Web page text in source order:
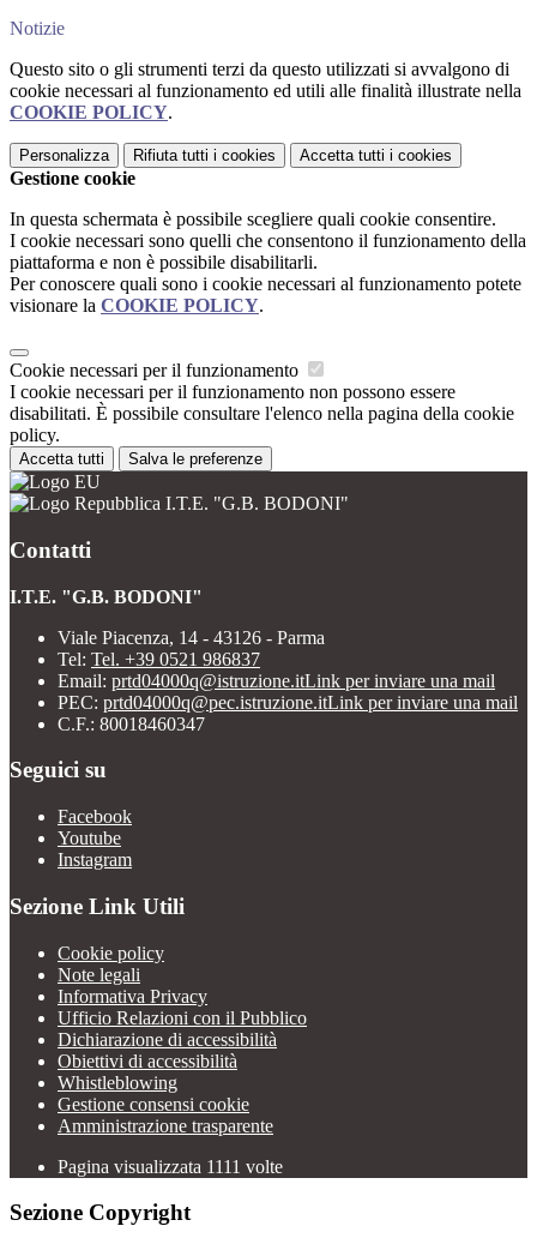
Notizie
Questo sito o gli strumenti terzi da questo utilizzati si avvalgono di
cookie necessari al funzionamento ed utili alle finalità illustrate nella
COOKIE POLICY.
Personalizza Rifiuta tutti i cookies Accetta tutti i cookies
Gestione cookie
In questa schermata è possibile scegliere quali cookie consentire.
I cookie necessari sono quelli che consentono il funzionamento della
piattaforma e non è possibile disabilitarli.
Per conoscere quali sono i cookie necessari al funzionamento potete
visionare la COOKIE POLICY.
Cookie necessari per il funzionamento
I cookie necessari per il funzionamento non possono essere
disabilitati. È possibile consultare l'elenco nella pagina della cookie
policy.
Accetta tutti Salva le preferenze
I.T.E. "G.B. BODONI"
Contatti
I.T.E. "G.B. BODONI"
Viale Piacenza, 14 - 43126 - Parma
Tel: Tel. +39 0521 986837
Email: prtd04000q@istruzione.itLink per inviare una mail
PEC: prtd04000q@pec.istruzione.itLink per inviare una mail
C.F.: 80018460347
Seguici su
Facebook
Youtube
Instagram
Sezione Link Utili
Cookie policy
Note legali
Informativa Privacy
Ufficio Relazioni con il Pubblico
Dichiarazione di accessibilità
Obiettivi di accessibilità
Whistleblowing
Gestione consensi cookie
Amministrazione trasparente
Pagina visualizzata 1111 volte
Sezione Copyright